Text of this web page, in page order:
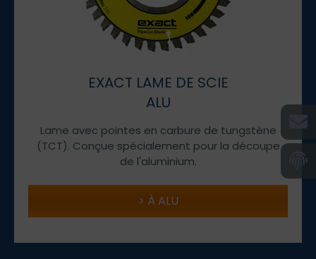
EXACT LAME DE SCIE
ALU
Lame avec pointes en carbure de tungstène
(TCT). Conçue spécialement pour la découpe
de l'aluminium.
À ALU